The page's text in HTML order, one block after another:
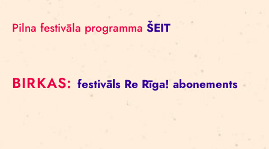
Pilna festivāla programma ŠEIT
BIRKAS: festivāls Re Rīga! abonements